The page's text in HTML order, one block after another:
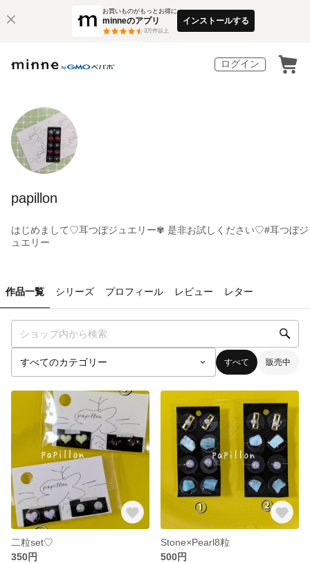
お買いものがもっとお得に
minneのアプリ
3万件以上
インストールする
ログイン
papillon
はじめまして♡耳つぼジュエリー✾ 是非お試しください♡#耳つぼジ
ュエリー
作品一覧 シリーズ プロフィール レビュー レター
すべて 販売中
二粒set♡
350円
Stone×Pearl8粒
500円